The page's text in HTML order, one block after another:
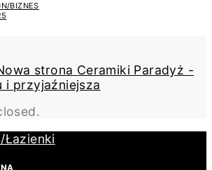
BIZNES
strona Ceramiki Paradyż -
i przyjaźniejsza